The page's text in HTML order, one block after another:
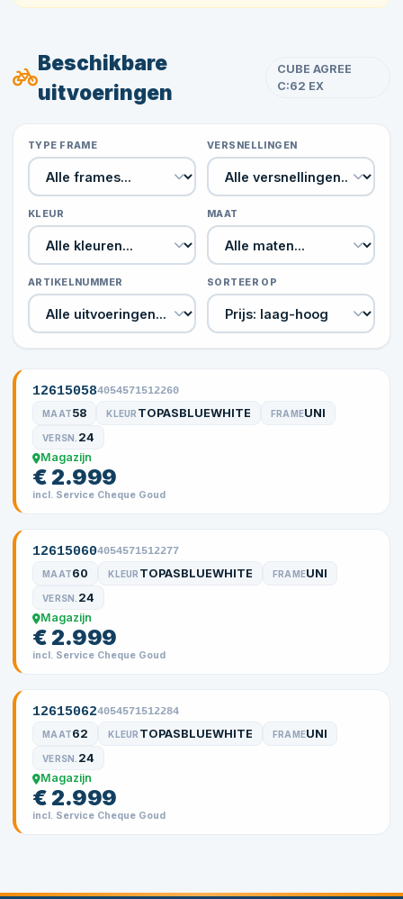
Beschikbare
uitvoeringen
CUBE AGREE
C:62 EX
TYPE FRAME VERSNELLINGEN
KLEUR MAAT
ARTIKELNUMMER SORTEER OP
126150584054571512260
MAAT58 KLEUR TOPASBLUEWHITE FRAMEUNI
VERSN. 24
Magazijn
€ 2.999
incl. Service Cheque Goud
126150604054571512277
MAAT60 KLEUR TOPASBLUEWHITE FRAMEUNI
VERSN. 24
Magazijn
€ 2.999
incl. Service Cheque Goud
126150624054571512284
MAAT62 KLEUR TOPASBLUEWHITE FRAMEUNI
VERSN. 24
Magazijn
€ 2.999
incl. Service Cheque Goud